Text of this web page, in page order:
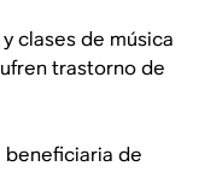
clases de música
trastorno de
beneficiaria de